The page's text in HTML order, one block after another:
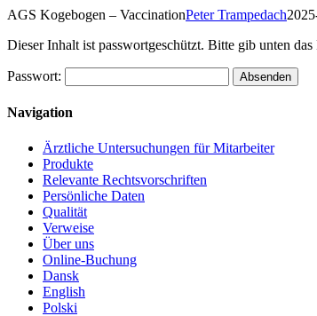
Skip
content
AGS Kogebogen – VaccinationPeter Trampedach
Dieser Inhalt ist passwortgeschützt. Bitte gib unten
Passwort:
Navigation
Ärztliche Untersuchungen für Mitarbeiter
Produkte
Relevante Rechtsvorschriften
Persönliche Daten
Qualität
Verweise
Über uns
Online-Buchung
Dansk
English
Polski